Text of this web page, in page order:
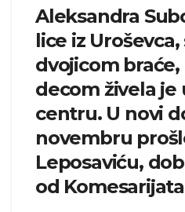
Aleksandra
lice iz
dvojicom
decom živela
centru. U novi
novembru
Leposaviću,
od